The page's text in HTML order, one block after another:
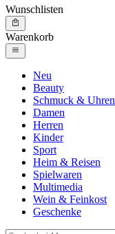
Wunschlisten
Warenkorb
Neu
Beauty
Schmuck & Uhren
Damen
Herren
Kinder
Sport
Heim & Reisen
Spielwaren
Multimedia
Wein & Feinkost
Geschenke